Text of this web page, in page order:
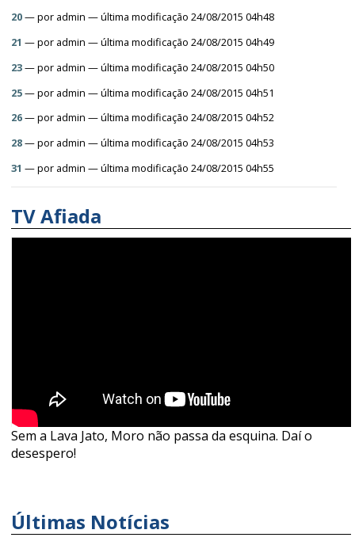
20—por admin — última modificação 24/08/2015 04h48
21 —por admin — última modificação 24/08/2015 04h49
23—por admin — última modificação 24/08/2015 04h50
25—por admin — última modificação 24/08/2015 04h51
26—por admin — última modificação 24/08/2015 04h52
28—por admin — última modificação 24/08/2015 04h53
31 —por admin — última modificação 24/08/2015 04h55
TV Afiada
Sem a Lava Jato, Moro não passa da esquina. Daí o
desespero!
Últimas Notícias